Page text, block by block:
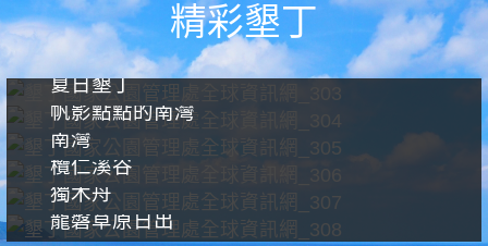
精彩墾丁
夏日墾丁
帆影點點的南灣
南灣
欖仁溪谷
獨木舟
龍磐草原日出